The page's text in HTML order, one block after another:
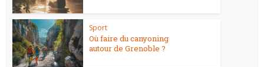
Sport
Où faire du canyoning
autour de Grenoble ?